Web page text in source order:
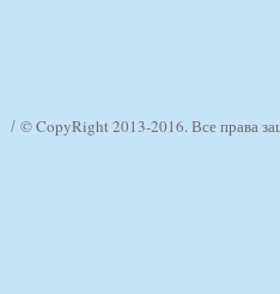
© CopyRight 2013-2016. Все права